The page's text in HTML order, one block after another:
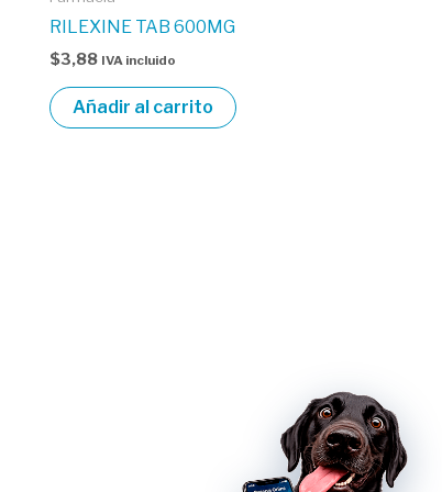
RILEXINE TAB 600MG
$3,88 IVA incluido
Añadir al carrito
TAMBIÉN EN HVDES